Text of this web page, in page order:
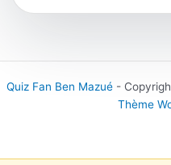
Quiz Fan Ben Mazué-
Thème